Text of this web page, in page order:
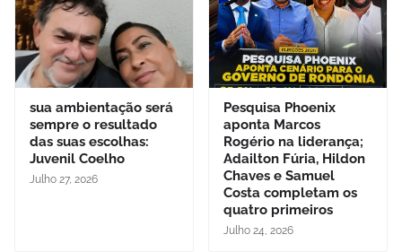
sua ambientação será
sempre o resultado
das suas escolhas:
Juvenil Coelho
Julho 27, 2026
Pesquisa Phoenix
aponta Marcos
Rogério na liderança;
Adailton Fúria, Hildon
Chaves e Samuel
Costa completam os
quatro primeiros
Julho 24, 2026